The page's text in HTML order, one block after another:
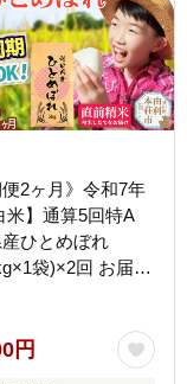
便2ヶ月》令和7年
米】通算5回特A
ひとめぼれ
袋)×2回 お届け
A 精米 秋田県 東
ひとめぼれ 小袋
円